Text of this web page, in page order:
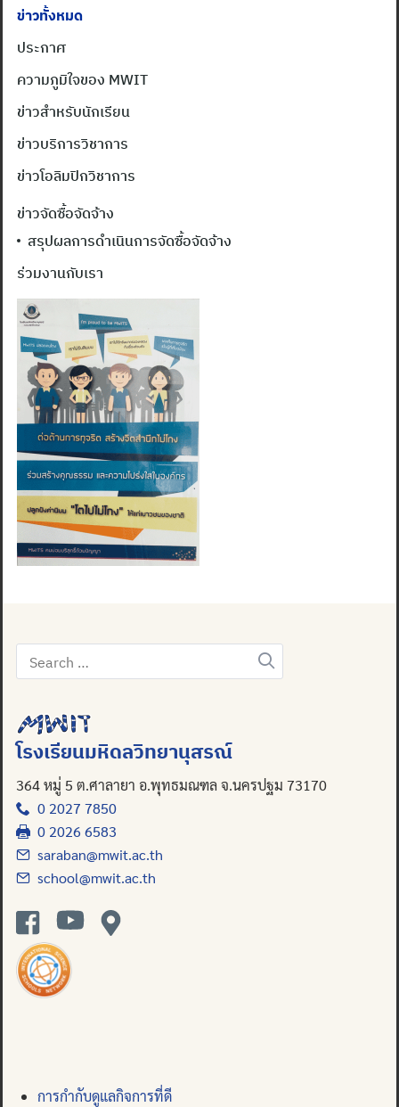
ข่าวทั้งหมด
ประกาศ
ความภูมิใจของ MWIT
ข่าวสำหรับนักเรียน
ข่าวบริการวิชาการ
ข่าวโอลิมปิกวิชาการ
ข่าวจัดซื้อจัดจ้าง
สรุปผลการดำเนินการจัดซื้อจัดจ้าง
ร่วมงานกับเรา
Search
for:
โรงเรียนมหิดลวิทยานุสรณ์
364 หมู่ 5 ต.ศาลายา อ.พุทธมณฑล จ.นครปฐม 73170
0 2027 7850
0 2026 6583
saraban@mwit.ac.th
school@mwit.ac.th
การกำกับดูแลกิจการที่ดี